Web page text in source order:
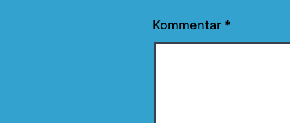
Kommentar *